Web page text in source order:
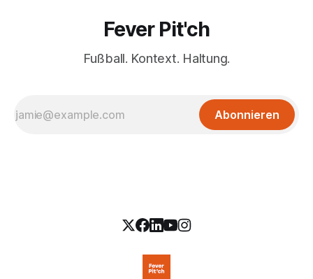
Fever Pit'ch
Fußball. Kontext. Haltung.
Abonnieren